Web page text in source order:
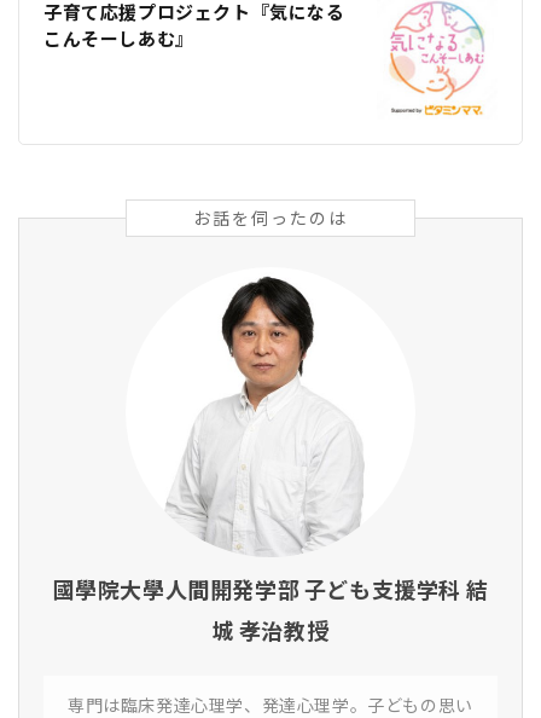
子育て応援プロジェクト『気になる
こんそーしあむ』
お話を伺ったのは
國學院大學人間開発学部 子ども支援学科 結
城 孝治教授
専門は臨床発達心理学、発達心理学。子どもの思い